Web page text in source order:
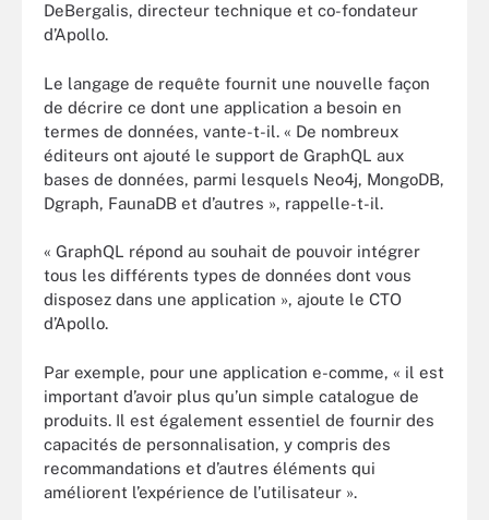
DeBergalis, directeur technique et co-fondateur
d’Apollo.
Le langage de requête fournit une nouvelle façon
de décrire ce dont une application a besoin en
termes de données, vante-t-il. « De nombreux
éditeurs ont ajouté le support de GraphQL aux
bases de données, parmi lesquels Neo4j, MongoDB,
Dgraph, FaunaDB et d’autres », rappelle-t-il.
« GraphQL répond au souhait de pouvoir intégrer
tous les différents types de données dont vous
disposez dans une application », ajoute le CTO
d’Apollo.
Par exemple, pour une application e-comme, « il est
important d’avoir plus qu’un simple catalogue de
produits. Il est également essentiel de fournir des
capacités de personnalisation, y compris des
recommandations et d’autres éléments qui
améliorent l’expérience de l’utilisateur ».